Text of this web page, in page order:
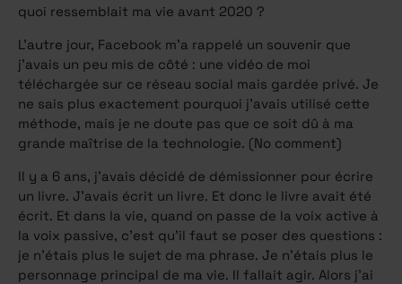
quoi ressemblait ma vie avant 2020 ?
L’autre jour, Facebook m’a rappelé un souvenir que
j’avais un peu mis de côté : une vidéo de moi
téléchargée sur ce réseau social mais gardée privé. Je
ne sais plus exactement pourquoi j’avais utilisé cette
méthode, mais je ne doute pas que ce soit dû à ma
grande maîtrise de la technologie. (No comment)
Il y a 6 ans, j’avais décidé de démissionner pour écrire
un livre. J’avais écrit un livre. Et donc le livre avait été
écrit. Et dans la vie, quand on passe de la voix active à
la voix passive, c’est qu’il faut se poser des questions :
je n’étais plus le sujet de ma phrase. Je n’étais plus le
personnage principal de ma vie. Il fallait agir. Alors j’ai